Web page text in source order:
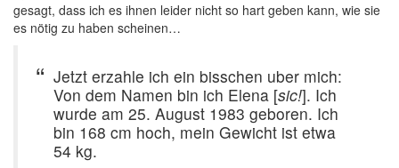
gesagt, dass ich es ihnen leider nicht so hart geben kann, wie sie
es nötig zu haben scheinen…
Jetzt erzahle ich ein bisschen uber mich:
Von dem Namen bin ich Elena [sic!]. Ich
wurde am 25. August 1983 geboren. Ich
bin 168 cm hoch, mein Gewicht ist etwa
54 kg.